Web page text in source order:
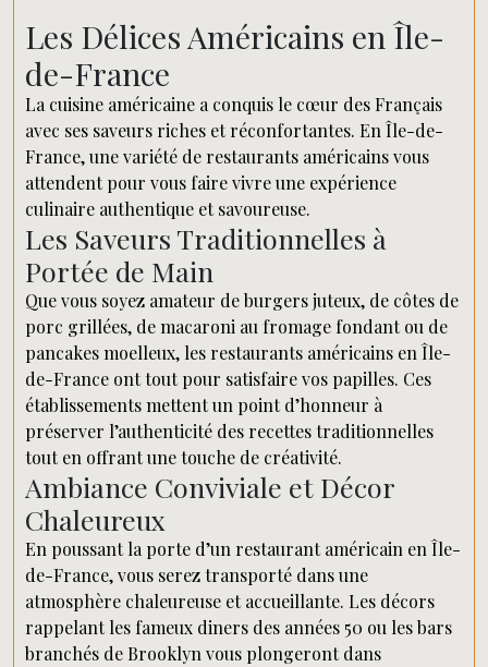
Les Délices Américains en Île-
de-France
La cuisine américaine a conquis le cœur des Français
avec ses saveurs riches et réconfortantes. En Île-de-
France, une variété de restaurants américains vous
attendent pour vous faire vivre une expérience
culinaire authentique et savoureuse.
Les Saveurs Traditionnelles à
Portée de Main
Que vous soyez amateur de burgers juteux, de côtes de
porc grillées, de macaroni au fromage fondant ou de
pancakes moelleux, les restaurants américains en Île-
de-France ont tout pour satisfaire vos papilles. Ces
établissements mettent un point d’honneur à
préserver l’authenticité des recettes traditionnelles
tout en offrant une touche de créativité.
Ambiance Conviviale et Décor
Chaleureux
En poussant la porte d’un restaurant américain en Île-
de-France, vous serez transporté dans une
atmosphère chaleureuse et accueillante. Les décors
rappelant les fameux diners des années 50 ou les bars
branchés de Brooklyn vous plongeront dans